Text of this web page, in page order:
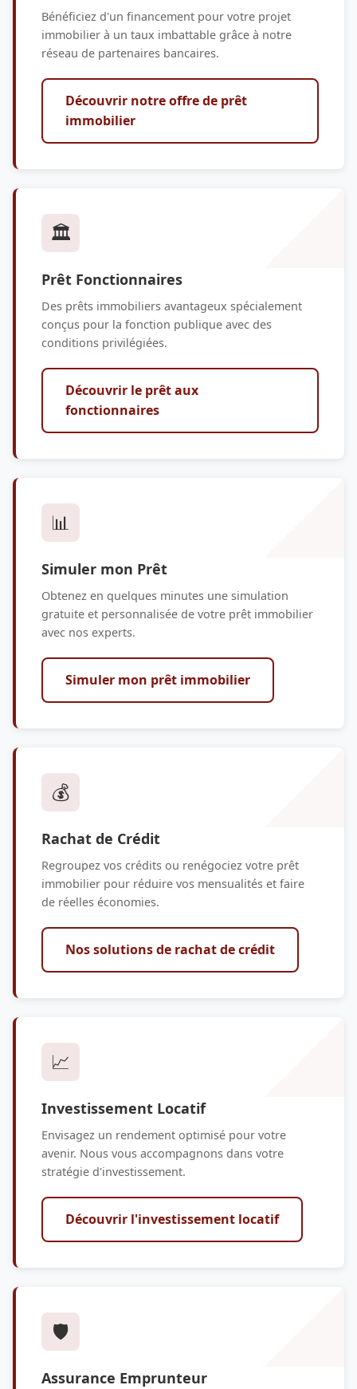
Bénéficiez d'un financement pour votre projet
immobilier à un taux imbattable grâce à notre
réseau de partenaires bancaires.
Découvrir notre offre de prêt
immobilier
🏛️
Prêt Fonctionnaires
Des prêts immobiliers avantageux spécialement
conçus pour la fonction publique avec des
conditions privilégiées.
Découvrir le prêt aux
fonctionnaires
📊
Simuler mon Prêt
Obtenez en quelques minutes une simulation
gratuite et personnalisée de votre prêt immobilier
avec nos experts.
Simuler mon prêt immobilier
💰
Rachat de Crédit
Regroupez vos crédits ou renégociez votre prêt
immobilier pour réduire vos mensualités et faire
de réelles économies.
Nos solutions de rachat de crédit
📈
Investissement Locatif
Envisagez un rendement optimisé pour votre
avenir. Nous vous accompagnons dans votre
stratégie d'investissement.
Découvrir l'investissement locatif
🛡️
Assurance Emprunteur